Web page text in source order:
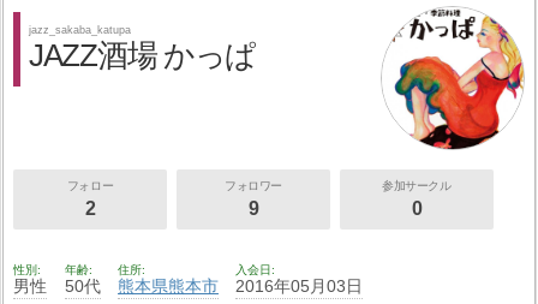
jazz_sakaba_katupa
JAZZ酒場 かっぱ
フォロー
2
フォロワー
9
参加サークル
0
性別
男性
年齢
50代
住所
熊本県熊本市
入会日
2016年05月03日